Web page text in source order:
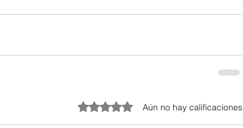
Obtuvo 0 de 5 estrellas.Aún no hay calificaciones